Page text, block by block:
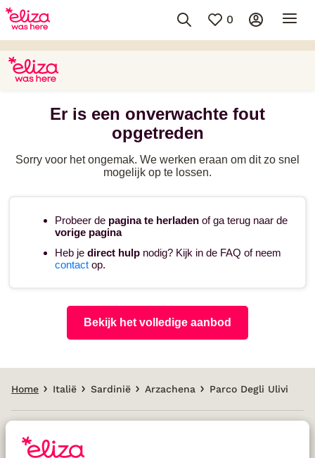
0
Er is een onverwachte fout
opgetreden
Sorry voor het ongemak. We werken eraan om dit zo snel
mogelijk op te lossen.
Probeer de pagina te herladen of ga terug naar de
vorige pagina
Heb je direct hulp nodig? Kijk in de FAQ of neem
contact op.
Bekijk het volledige aanbod
Home Italië Sardinië Arzachena Parco Degli Ulivi